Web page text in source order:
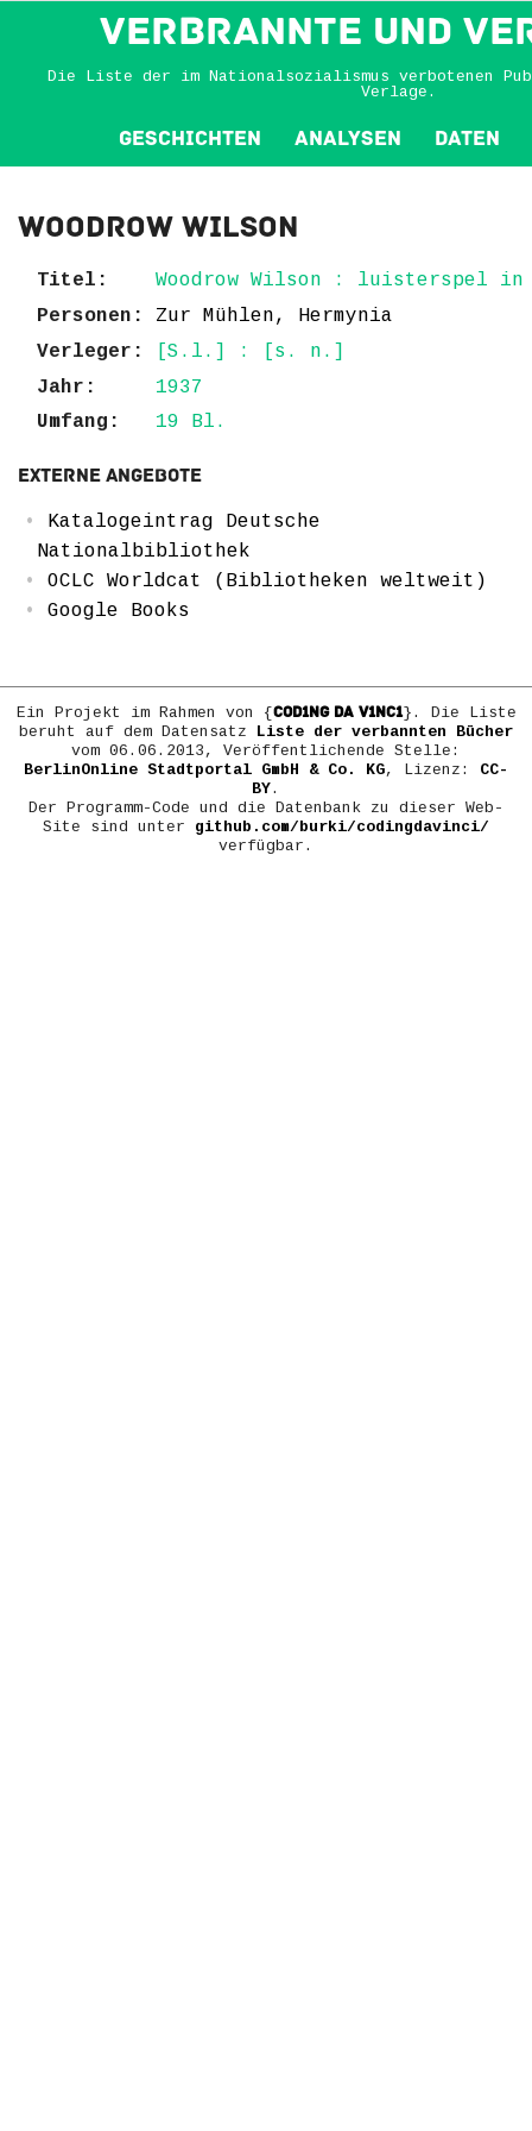
VERBRANNTE und
Die Liste der im Nationalsozialismus verbotenen
Verlage.
Geschichten Analysen Daten
Woodrow Wilson
Titel:
Woodrow Wilson : luisterspel in
Personen:
Zur Mühlen, Hermynia
Verleger:
[S.l.] : [s. n.]
Jahr:
1937
Umfang:
19 Bl.
Externe Angebote
Katalogeintrag Deutsche
Nationalbibliothek
OCLC Worldcat (Bibliotheken weltweit)
Google Books
Ein Projekt im Rahmen von {COD1NG DA V1NC1}. Die Liste
beruht auf dem Datensatz Liste der verbannten Bücher
vom 06.06.2013, Veröffentlichende Stelle:
BerlinOnline Stadtportal GmbH & Co. KG, Lizenz: CC-
BY.
Der Programm-Code und die Datenbank zu dieser Web-
Site sind unter github.com/burki/codingdavinci/
verfügbar.